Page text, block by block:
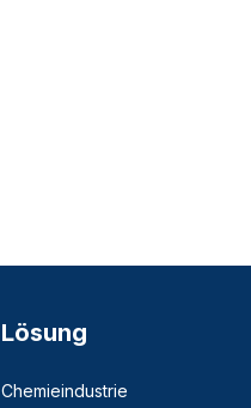
Lösung
Chemieindustrie